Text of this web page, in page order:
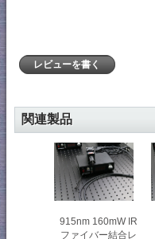
レビューを書く
関連製品
915nm 160mW IR
ファイバー結合レ